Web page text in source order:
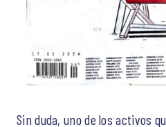
Sin duda, uno de los activos